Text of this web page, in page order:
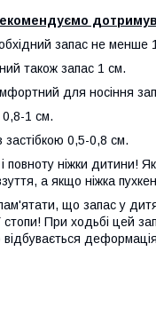
запас не менше
також запас 1 см.
для носіння
0,8-1 см.
застібкою 0,5-0,8 см.
повноту ніжки дитини!
а якщо ніжка
що запас у
При ходьбі цей